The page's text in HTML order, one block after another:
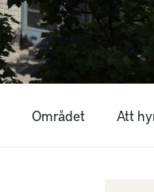
Området Att